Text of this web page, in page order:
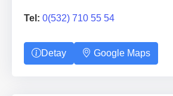
Tel: 0(532) 710 55 54
Detay Google Maps